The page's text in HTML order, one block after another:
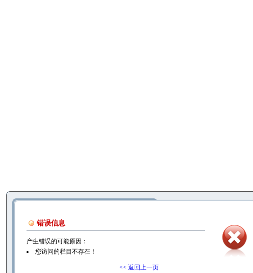
错误信息
产生错误的可能原因：
您访问的栏目不存在！
<< 返回上一页